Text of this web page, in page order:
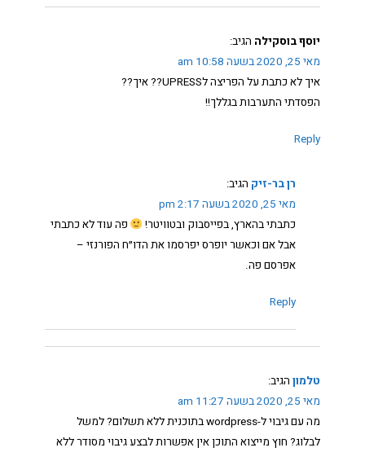
יוסף בוסקילה הגיב:
מאי 25, 2020 בשעה 10:58 am
איך לא כתבת על הפריצה לUPRESS?? איך??
הפסדתי התערבות בגללך!!
Reply
רן בר-זיק הגיב:
מאי 25, 2020 בשעה 2:17 pm
כתבתי בהארץ, בפייסבוק ובטוויטר!
פה עוד לא כתבתי
אבל אם וכאשר יופרס יפרסמו את הדו״ח הפורנזי –
אפרסם פה.
Reply
טלמון הגיב:
מאי 25, 2020 בשעה 11:27 am
מה עם גיבוי ל-wordpress בתוכנית ללא תשלום? למשל
לבלוג? חוץ מייצוא התוכן אין אפשרות לבצע גיבוי מסודר ללא